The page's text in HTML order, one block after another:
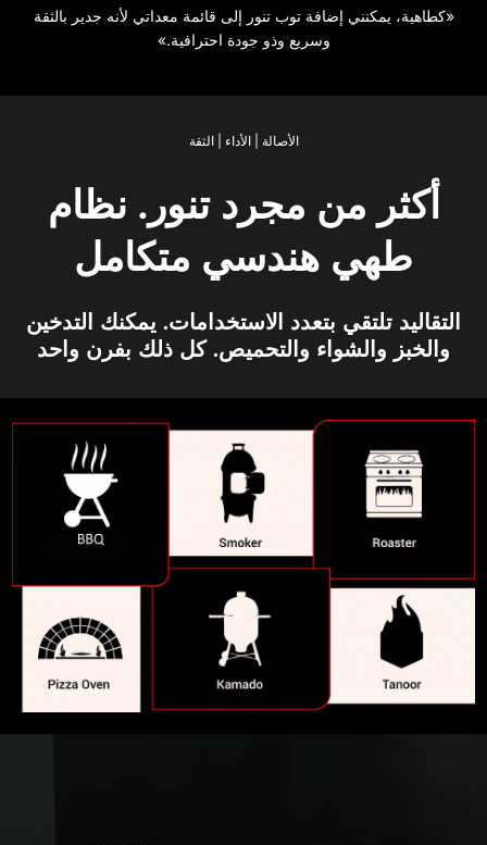
«كطاهية، يمكنني إضافة توب تنور إلى قائمة معداتي لأنه جدير بالثقة
وسريع وذو جودة احترافية.»
الأصالة | الأداء | الثقة
أكثر من مجرد تنور. نظام
طهي هندسي متكامل
التقاليد تلتقي بتعدد الاستخدامات. يمكنك التدخين
والخبز والشواء والتحميص. كل ذلك بفرن واحد